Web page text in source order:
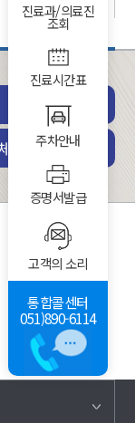
진료예약
전문진료센터
진료과/의료진
조회
진료시간표
주차안내
증명서발급
고객의 소리
통합콜센터
051)890-6114